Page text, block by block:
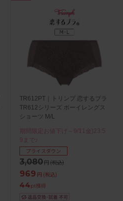
TR612PT｜トリンプ 恋するブラ
TR612シリーズ ボーイレングス
ショーツ M/L
期間限定お値下げ～9/11金)23:5
9まで♪
3,080円(税込)
プライスダウン
969 円 (税込)
44pt獲得